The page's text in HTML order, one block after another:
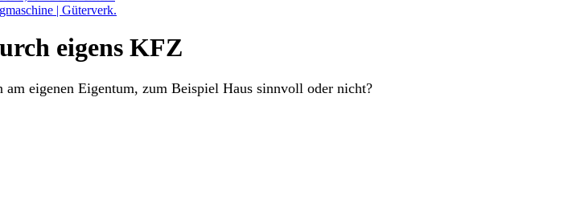
| Güterverk.
eigens KFZ
am eigenen Eigentum, zum Beispiel Haus sinnvoll oder nicht?